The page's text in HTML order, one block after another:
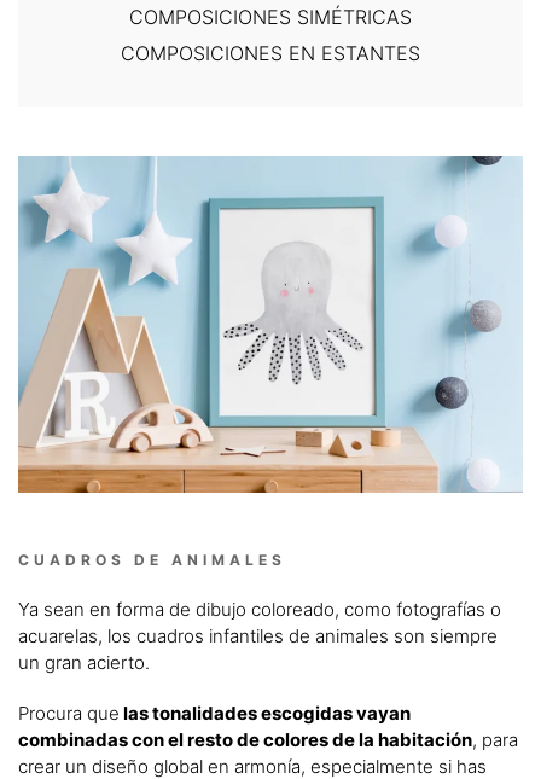
COMPOSICIONES SIMÉTRICAS
COMPOSICIONES EN ESTANTES
CUADROS DE ANIMALES
Ya sean en forma de dibujo coloreado, como fotografías o
acuarelas, los cuadros infantiles de animales son siempre
un gran acierto.
Procura que las tonalidades escogidas vayan
combinadas con el resto de colores de la habitación, para
crear un diseño global en armonía, especialmente si has